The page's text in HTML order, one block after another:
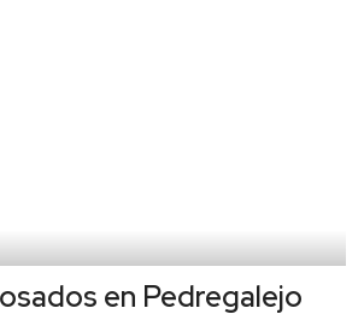
en Pedregalejo